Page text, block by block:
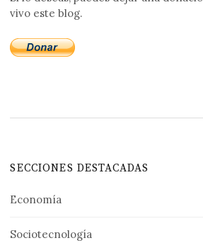
vivo este blog.
SECCIONES DESTACADAS
Economía
Sociotecnología